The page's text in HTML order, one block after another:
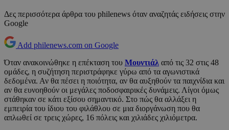
Δες περισσότερα άρθρα του philenews όταν αναζητάς ειδήσεις στην
Google
Add philenews.com on Google
Όταν ανακοινώθηκε η επέκταση του Μουντιάλ από τις 32 στις 48
ομάδες, η συζήτηση περιστράφηκε γύρω από τα αγωνιστικά
δεδομένα. Αν θα πέσει η ποιότητα, αν θα αυξηθούν τα παιχνίδια και
αν θα ευνοηθούν οι μεγάλες ποδοσφαιρικές δυνάμεις. Λίγοι όμως
στάθηκαν σε κάτι εξίσου σημαντικό. Στο πώς θα αλλάξει η
εμπειρία του ίδιου του φιλάθλου σε μια διοργάνωση που θα
απλωθεί σε τρεις χώρες, 16 πόλεις και χιλιάδες χιλιόμετρα.